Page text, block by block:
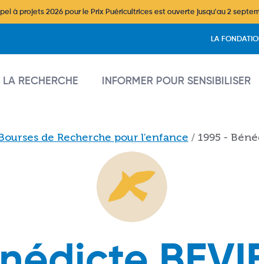
à projets 2026 pour le Prix Puéricultrices est ouverte jusqu'au 2
LA
LA RECHERCHE INFORMER POUR SENSIBILISER
de Recherche pour l’enfance 1995 -